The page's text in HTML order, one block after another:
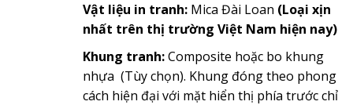
Vật liệu in tranh:Mica Đài Loan (Loại xịn
nhất trên thị trường Việt Nam hiện nay)
Khung tranh:Composite hoặc bo khung
nhựa (Tùy chọn). Khung đóng theo phong
cách hiện đại với mặt hiển thị phía trước chỉ